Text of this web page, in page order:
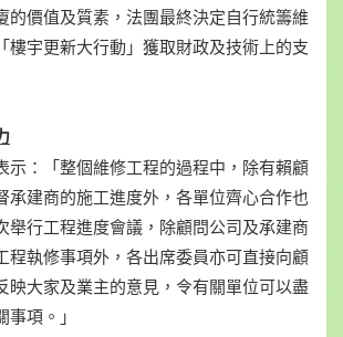
的價值及質素，法團最終決定自行統籌維
樓宇更新大行動」獲取財政及技術上的支
示：「整個維修工程的過程中，除有賴顧
承建商的施工進度外，各單位齊心合作也
舉行工程進度會議，除顧問公司及承建商
程執修事項外，各出席委員亦可直接向顧
映大家及業主的意見，令有關單位可以盡
項。」